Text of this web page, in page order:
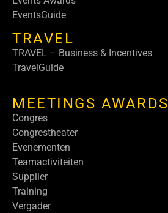
EventsGuide
TRAVEL
TRAVEL – Business & Incentives
TravelGuide
MEETINGS AWARDS
Congres
Congrestheater
Evenementen
Teamactiviteiten
Supplier
Training
Vergader